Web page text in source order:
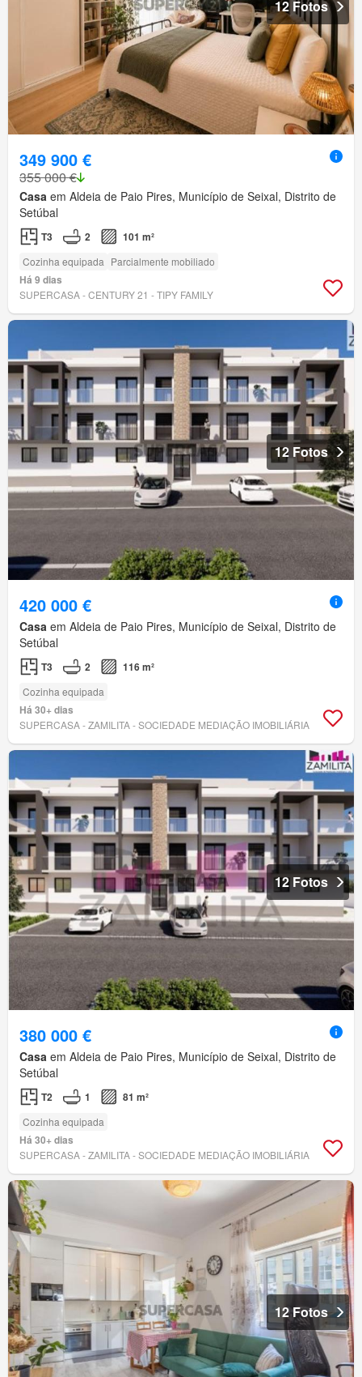
12 Fotos
349 900 €
355 000 €
Casa em Aldeia de Paio Pires, Município de Seixal, Distrito de
Setúbal
T3 2 101 m²
Cozinha equipada Parcialmente mobiliado
Há 9 dias
SUPERCASA - CENTURY 21 - TIPY FAMILY
12 Fotos
420 000 €
Casa em Aldeia de Paio Pires, Município de Seixal, Distrito de
Setúbal
T3 2 116 m²
Cozinha equipada
Há 30+ dias
SUPERCASA - ZAMILITA - SOCIEDADE MEDIAÇÃO IMOBILIÁRIA
12 Fotos
380 000 €
Casa em Aldeia de Paio Pires, Município de Seixal, Distrito de
Setúbal
T2 1 81 m²
Cozinha equipada
Há 30+ dias
SUPERCASA - ZAMILITA - SOCIEDADE MEDIAÇÃO IMOBILIÁRIA
12 Fotos